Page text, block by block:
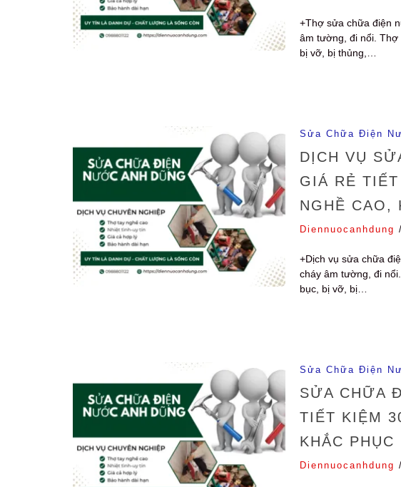
+Thợ sửa chữa điện
âm tường, đi nổi. Thợ
bị vỡ, bị thủng,…
Sửa Chữa Điện
DỊCH VỤ
GIÁ RẺ
NGHỀ CAO,
Diennuocanhdung
+Dịch vụ sửa chữa
cháy âm tường, đi
bục, bị vỡ, bị…
Sửa Chữa Điện
SỬA CHỮA
TIẾT KIỆM
KHẮC
Diennuocanhdung